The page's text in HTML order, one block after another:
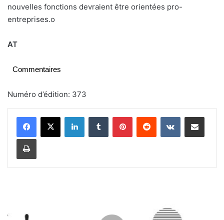
nouvelles fonctions devraient être orientées pro-
entreprises.o
AT
Commentaires
Numéro d’édition: 373